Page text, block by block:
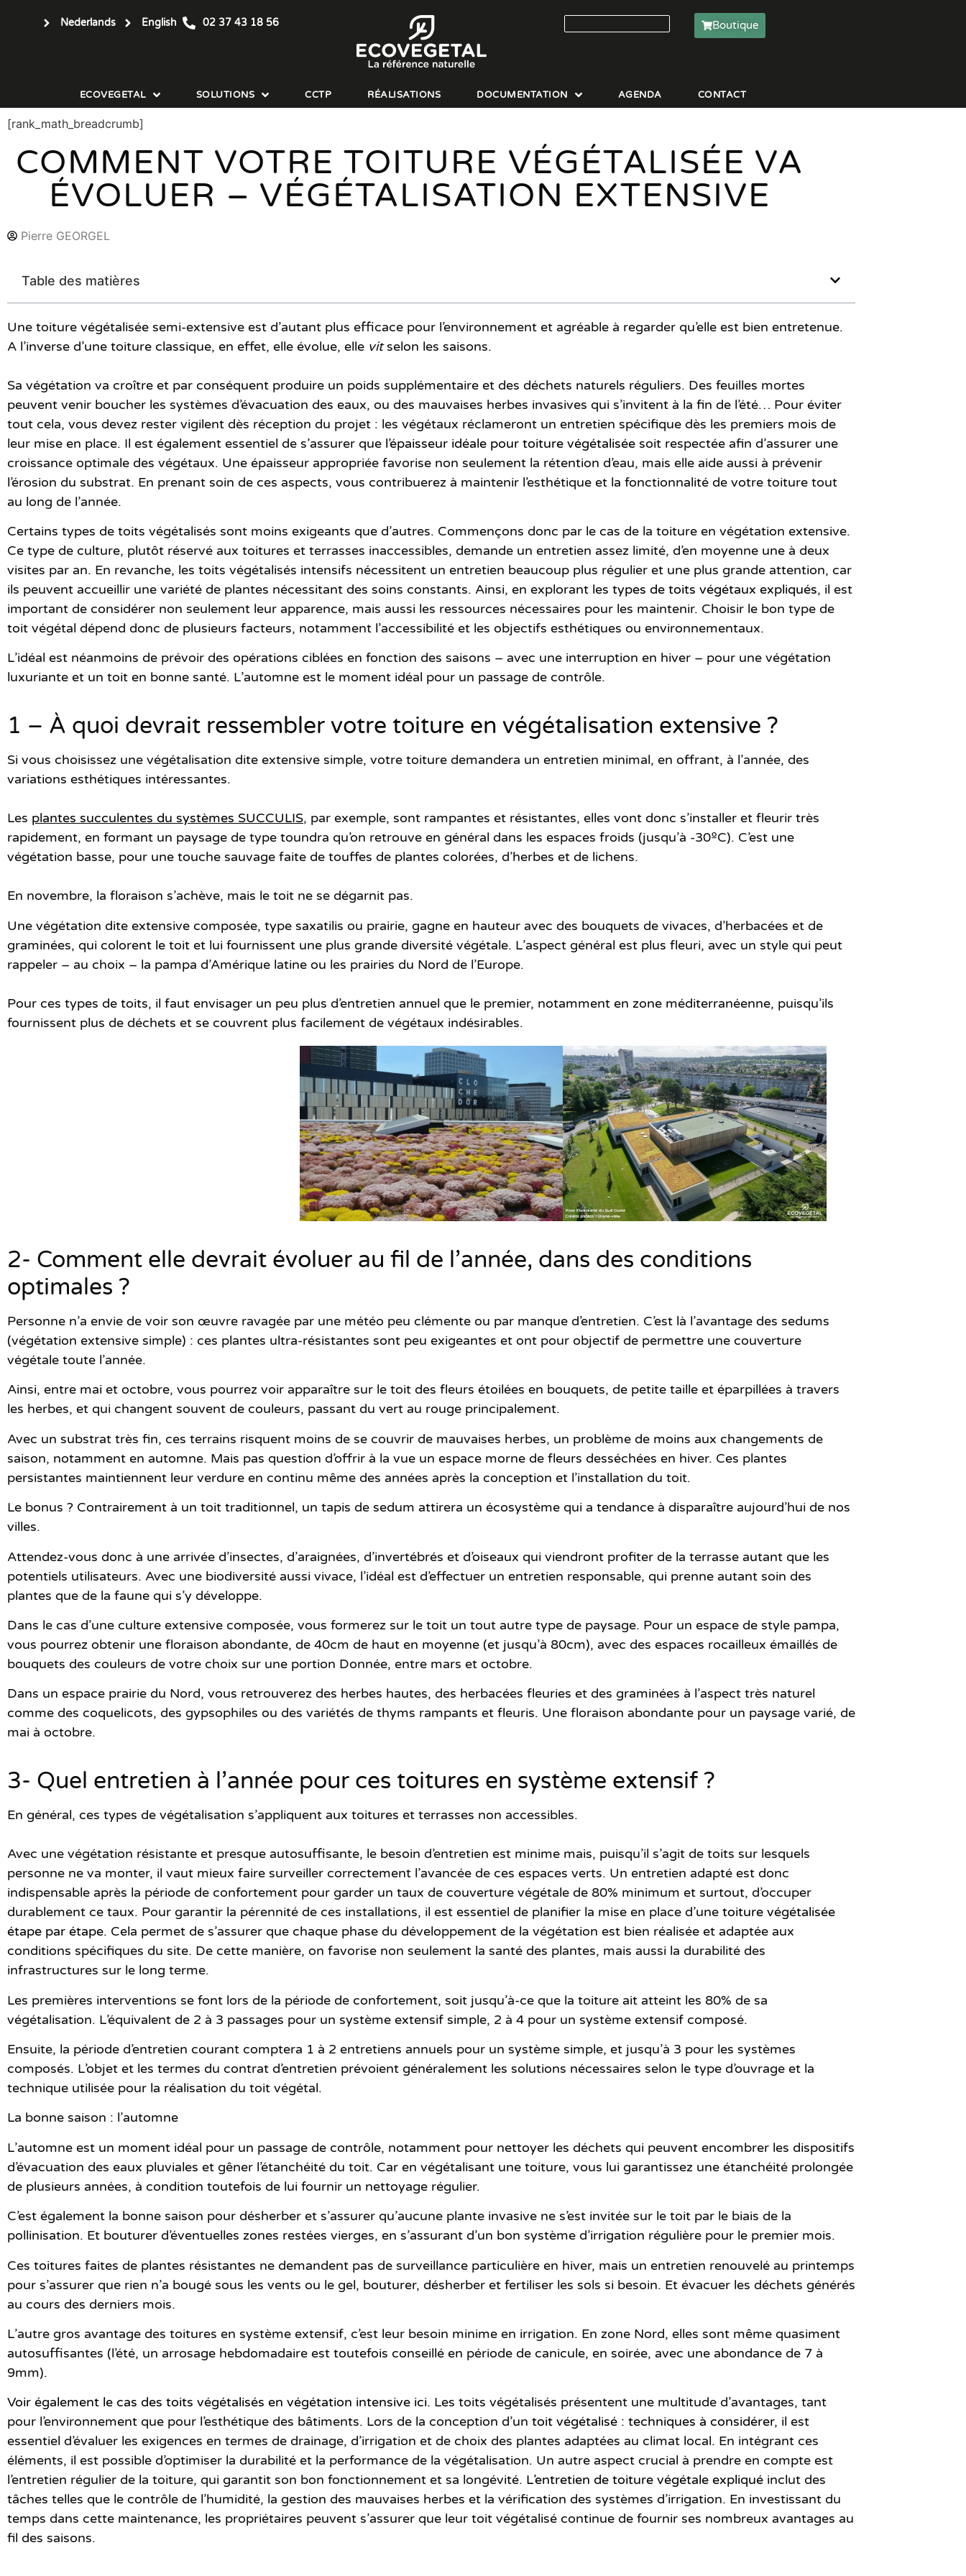
Nederlands English 02 37 43 18 56 Boutique
ECOVEGETAL SOLUTIONS CCTP RÉALISATIONS DOCUMENTATION AGENDA CONTACT
[rank_math_breadcrumb]
COMMENT VOTRE TOITURE VÉGÉTALISÉE VA
ÉVOLUER – VÉGÉTALISATION EXTENSIVE
Pierre GEORGEL
Table des matières
Une toiture végétalisée semi-extensive est d’autant plus efficace pour l’environnement et agréable à regarder qu’elle est bien entretenue.
A l’inverse d’une toiture classique, en effet, elle évolue, elle vitselon les saisons.
Sa végétation va croître et par conséquent produire un poids supplémentaire et des déchets naturels réguliers. Des feuilles mortes
peuvent venir boucher les systèmes d’évacuation des eaux, ou des mauvaises herbes invasives qui s’invitent à la fin de l’été… Pour éviter
tout cela, vous devez rester vigilent dès réception du projet : les végétaux réclameront un entretien spécifique dès les premiers mois de
leur mise en place. Il est également essentiel de s’assurer que l’épaisseur idéale pour toiture végétalisée soit respectée afin d’assurer une
croissance optimale des végétaux. Une épaisseur appropriée favorise non seulement la rétention d’eau, mais elle aide aussi à prévenir
l’érosion du substrat. En prenant soin de ces aspects, vous contribuerez à maintenir l’esthétique et la fonctionnalité de votre toiture tout
au long de l’année.
Certains types de toits végétalisés sont moins exigeants que d’autres. Commençons donc par le cas de la toiture en végétation extensive.
Ce type de culture, plutôt réservé aux toitures et terrasses inaccessibles, demande un entretien assez limité, d’en moyenne une à deux
visites par an. En revanche, les toits végétalisés intensifs nécessitent un entretien beaucoup plus régulier et une plus grande attention, car
ils peuvent accueillir une variété de plantes nécessitant des soins constants. Ainsi, en explorant les types de toits végétaux expliqués, il est
important de considérer non seulement leur apparence, mais aussi les ressources nécessaires pour les maintenir. Choisir le bon type de
toit végétal dépend donc de plusieurs facteurs, notamment l’accessibilité et les objectifs esthétiques ou environnementaux.
L’idéal est néanmoins de prévoir des opérations ciblées en fonction des saisons – avec une interruption en hiver – pour une végétation
luxuriante et un toit en bonne santé. L’automne est le moment idéal pour un passage de contrôle.
1 – À quoi devrait ressembler votre toiture en végétalisation extensive ?
Si vous choisissez une végétalisation dite extensive simple, votre toiture demandera un entretien minimal, en offrant, à l’année, des
variations esthétiques intéressantes.
Les plantes succulentes du systèmes SUCCULIS, par exemple, sont rampantes et résistantes, elles vont donc s’installer et fleurir très
rapidement, en formant un paysage de type toundra qu’on retrouve en général dans les espaces froids (jusqu’à -30ºC). C’est une
végétation basse, pour une touche sauvage faite de touffes de plantes colorées, d’herbes et de lichens.
En novembre, la floraison s’achève, mais le toit ne se dégarnit pas.
Une végétation dite extensive composée, type saxatilis ou prairie, gagne en hauteur avec des bouquets de vivaces, d’herbacées et de
graminées, qui colorent le toit et lui fournissent une plus grande diversité végétale. L’aspect général est plus fleuri, avec un style qui peut
rappeler – au choix – la pampa d’Amérique latine ou les prairies du Nord de l’Europe.
Pour ces types de toits, il faut envisager un peu plus d’entretien annuel que le premier, notamment en zone méditerranéenne, puisqu’ils
fournissent plus de déchets et se couvrent plus facilement de végétaux indésirables.
2- Comment elle devrait évoluer au fil de l’année, dans des conditions
optimales ?
Personne n’a envie de voir son œuvre ravagée par une météo peu clémente ou par manque d’entretien. C’est là l’avantage des sedums
(végétation extensive simple) : ces plantes ultra-résistantes sont peu exigeantes et ont pour objectif de permettre une couverture
végétale toute l’année.
Ainsi, entre mai et octobre, vous pourrez voir apparaître sur le toit des fleurs étoilées en bouquets, de petite taille et éparpillées à travers
les herbes, et qui changent souvent de couleurs, passant du vert au rouge principalement.
Avec un substrat très fin, ces terrains risquent moins de se couvrir de mauvaises herbes, un problème de moins aux changements de
saison, notamment en automne. Mais pas question d’offrir à la vue un espace morne de fleurs desséchées en hiver. Ces plantes
persistantes maintiennent leur verdure en continu même des années après la conception et l’installation du toit.
Le bonus ? Contrairement à un toit traditionnel, un tapis de sedum attirera un écosystème qui a tendance à disparaître aujourd’hui de nos
villes.
Attendez-vous donc à une arrivée d’insectes, d’araignées, d’invertébrés et d’oiseaux qui viendront profiter de la terrasse autant que les
potentiels utilisateurs. Avec une biodiversité aussi vivace, l’idéal est d’effectuer un entretien responsable, qui prenne autant soin des
plantes que de la faune qui s’y développe.
Dans le cas d’une culture extensive composée, vous formerez sur le toit un tout autre type de paysage. Pour un espace de style pampa,
vous pourrez obtenir une floraison abondante, de 40cm de haut en moyenne (et jusqu’à 80cm), avec des espaces rocailleux émaillés de
bouquets des couleurs de votre choix sur une portion Donnée, entre mars et octobre.
Dans un espace prairie du Nord, vous retrouverez des herbes hautes, des herbacées fleuries et des graminées à l’aspect très naturel
comme des coquelicots, des gypsophiles ou des variétés de thyms rampants et fleuris. Une floraison abondante pour un paysage varié, de
mai à octobre.
3- Quel entretien à l’année pour ces toitures en système extensif ?
En général, ces types de végétalisation s’appliquent aux toitures et terrasses non accessibles.
Avec une végétation résistante et presque autosuffisante, le besoin d’entretien est minime mais, puisqu’il s’agit de toits sur lesquels
personne ne va monter, il vaut mieux faire surveiller correctement l’avancée de ces espaces verts. Un entretien adapté est donc
indispensable après la période de confortement pour garder un taux de couverture végétale de 80% minimum et surtout, d’occuper
durablement ce taux. Pour garantir la pérennité de ces installations, il est essentiel de planifier la mise en place d’une toiture végétalisée
étape par étape. Cela permet de s’assurer que chaque phase du développement de la végétation est bien réalisée et adaptée aux
conditions spécifiques du site. De cette manière, on favorise non seulement la santé des plantes, mais aussi la durabilité des
infrastructures sur le long terme.
Les premières interventions se font lors de la période de confortement, soit jusqu’à-ce que la toiture ait atteint les 80% de sa
végétalisation. L’équivalent de 2 à 3 passages pour un système extensif simple, 2 à 4 pour un système extensif composé.
Ensuite, la période d’entretien courant comptera 1 à 2 entretiens annuels pour un système simple, et jusqu’à 3 pour les systèmes
composés. L’objet et les termes du contrat d’entretien prévoient généralement les solutions nécessaires selon le type d’ouvrage et la
technique utilisée pour la réalisation du toit végétal.
La bonne saison : l’automne
L’automne est un moment idéal pour un passage de contrôle, notamment pour nettoyer les déchets qui peuvent encombrer les dispositifs
d’évacuation des eaux pluviales et gêner l’étanchéité du toit. Car en végétalisant une toiture, vous lui garantissez une étanchéité prolongée
de plusieurs années, à condition toutefois de lui fournir un nettoyage régulier.
C’est également la bonne saison pour désherber et s’assurer qu’aucune plante invasive ne s’est invitée sur le toit par le biais de la
pollinisation. Et bouturer d’éventuelles zones restées vierges, en s’assurant d’un bon système d’irrigation régulière pour le premier mois.
Ces toitures faites de plantes résistantes ne demandent pas de surveillance particulière en hiver, mais un entretien renouvelé au printemps
pour s’assurer que rien n’a bougé sous les vents ou le gel, bouturer, désherber et fertiliser les sols si besoin. Et évacuer les déchets générés
au cours des derniers mois.
L’autre gros avantage des toitures en système extensif, c’est leur besoin minime en irrigation. En zone Nord, elles sont même quasiment
autosuffisantes (l’été, un arrosage hebdomadaire est toutefois conseillé en période de canicule, en soirée, avec une abondance de 7 à
9mm).
Voir également le cas des toits végétalisés en végétation intensive ici. Les toits végétalisés présentent une multitude d’avantages, tant
pour l’environnement que pour l’esthétique des bâtiments. Lors de la conception d’un toit végétalisé : techniques à considérer, il est
essentiel d’évaluer les exigences en termes de drainage, d’irrigation et de choix des plantes adaptées au climat local. En intégrant ces
éléments, il est possible d’optimiser la durabilité et la performance de la végétalisation. Un autre aspect crucial à prendre en compte est
l’entretien régulier de la toiture, qui garantit son bon fonctionnement et sa longévité. L’entretien de toiture végétale expliqué inclut des
tâches telles que le contrôle de l’humidité, la gestion des mauvaises herbes et la vérification des systèmes d’irrigation. En investissant du
temps dans cette maintenance, les propriétaires peuvent s’assurer que leur toit végétalisé continue de fournir ses nombreux avantages au
fil des saisons.